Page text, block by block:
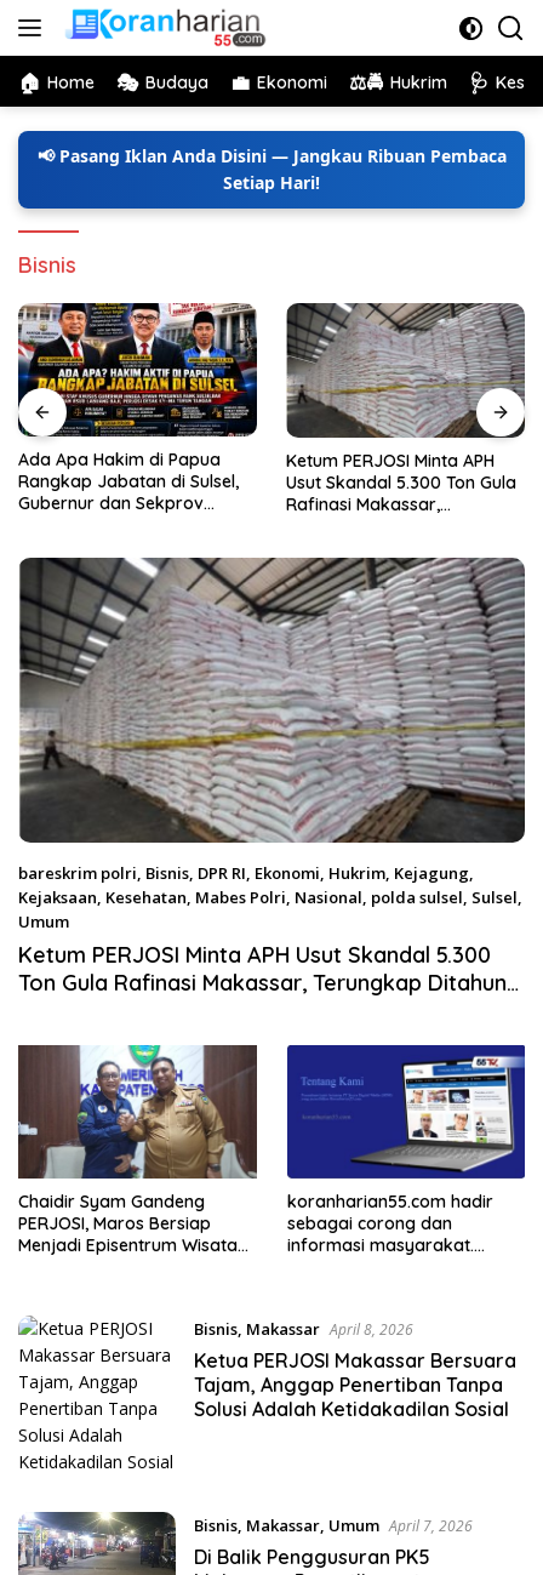
Langsung
🏠 Home 🎭 Budaya 💼 Ekonomi ⚖️🚔 Hukrim 🩺
📢 Pasang Iklan Anda Disini — Jangkau Ribuan Pembaca
Setiap Hari!
Bisnis
Ketum PERJOSI Minta APH
Usut Skandal 5.300 Ton Gula
Rafinasi Makassar,
Ada Apa Hakim Aktif di
Papua Rangkap Jabatan di
Sulsel, Ketum PERJOSI Desak
bareskrim polri, Bisnis, DPR RI, Ekonomi, Hukrim, Kejagung,
Kejaksaan, Kesehatan, Mabes Polri, Nasional, polda sulsel, Sulsel,
Umum
Agustus 4, 2026
Ketum PERJOSI Minta APH Usut Skandal 5.300
Ton Gula Rafinasi Makassar, Terungkap Ditahun
Chaidir Syam Gandeng
PERJOSI, Maros Bersiap
Menjadi Episentrum Wisata
koranharian55.com hadir
sebagai corong dan
informasi masyarakat.
Bisnis, Makassar April 8, 2026
Ketua PERJOSI Makassar Bersuara
Tajam, Anggap Penertiban Tanpa
Solusi Adalah Ketidakadilan Sosial
Bisnis, Makassar, Umum April 7, 2026
Di Balik Penggusuran PK5